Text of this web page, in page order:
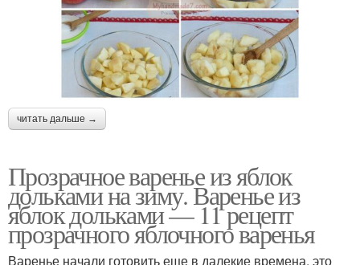
читать дальше →
Прозрачное варенье из яблок
дольками на зиму. Варенье из
яблок дольками — 11 рецепт
прозрачного яблочного варенья
Варенье начали готовить еще в далекие времена, это